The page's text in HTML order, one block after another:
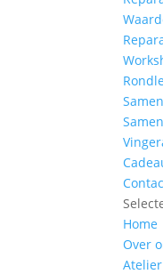
Home
Over
Atelier